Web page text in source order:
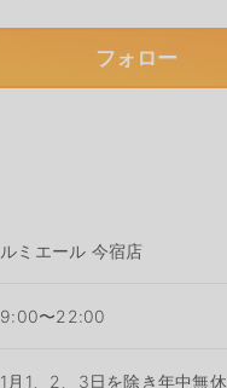
フォロー
ルミエール 今宿店
9:00〜22:00
1月1、2、3日を除き年中無休